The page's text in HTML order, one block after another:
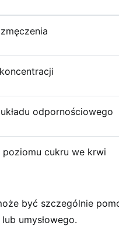
odpornościowego
poziomu cukru we krwi
być szczególnie
umysłowego.